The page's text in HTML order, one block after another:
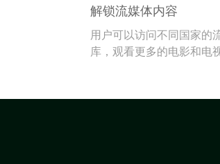
解锁流媒体内容
用户可以访问不同国家的
库，观看更多的电影和电